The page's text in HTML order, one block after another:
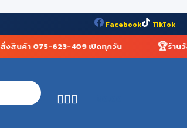
Facebook TikTok
สินค้า 075-623-409 เปิดทุกวัน ร้านวัสดุ